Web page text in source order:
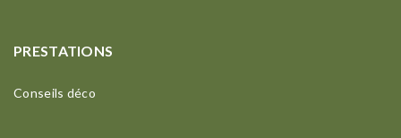
PRESTATIONS
Conseils déco